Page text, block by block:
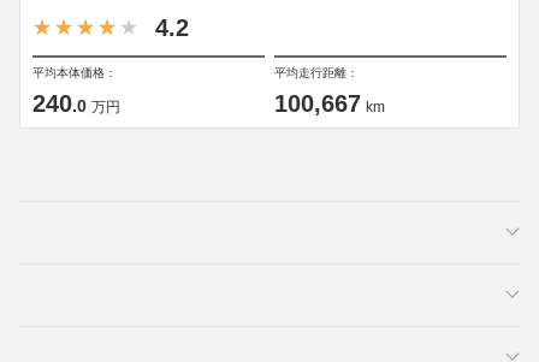
4.2
平均本体価格：
240.0 万円
平均走行距離：
100,667 km